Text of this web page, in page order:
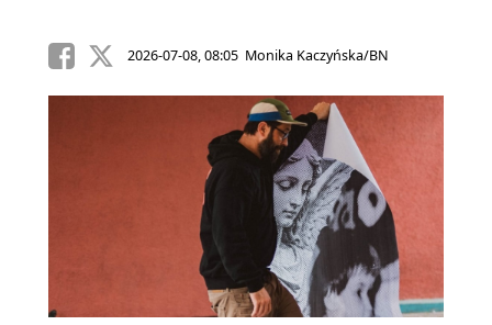
2026-07-08, 08:05 Monika Kaczyńska/BN